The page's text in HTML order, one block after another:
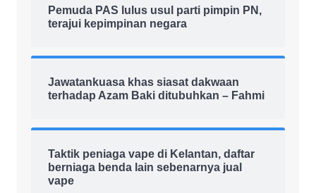
Pemuda PAS lulus usul parti pimpin PN,
terajui kepimpinan negara
Jawatankuasa khas siasat dakwaan
terhadap Azam Baki ditubuhkan – Fahmi
Taktik peniaga vape di Kelantan, daftar
berniaga benda lain sebenarnya jual
vape